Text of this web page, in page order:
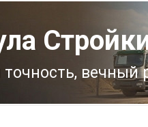
вечный